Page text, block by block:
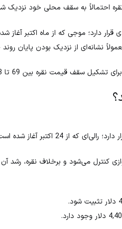
احتمالاً به سقف محلی خود نزدیک
دارد؛ موجی که از ماه اکتبر آغاز
نقره بین 69 تا 73 دلار برآورد می‌شود.
24 اکتبر آغاز شده است.
می‌شود و برخلاف نقره، رشد آن